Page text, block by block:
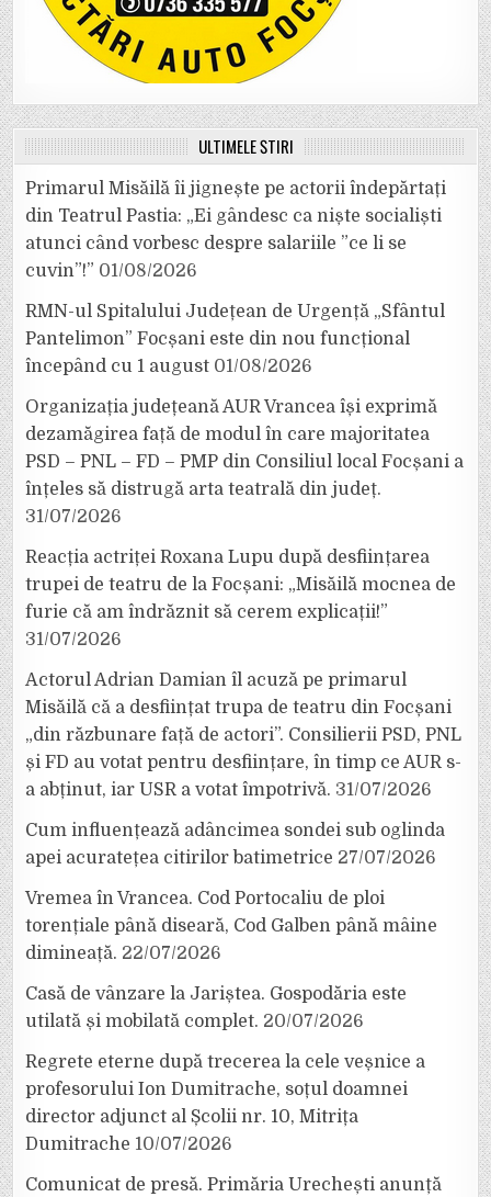
ULTIMELE ȘTIRI
Primarul Misăilă îi jignește pe actorii îndepărtați
din Teatrul Pastia: „Ei gândesc ca niște socialiști
atunci când vorbesc despre salariile ”ce li se
cuvin”!” 01/08/2026
RMN-ul Spitalului Județean de Urgență „Sfântul
Pantelimon” Focșani este din nou funcțional
începând cu 1 august 01/08/2026
Organizația județeană AUR Vrancea își exprimă
dezamăgirea față de modul în care majoritatea
PSD – PNL – FD – PMP din Consiliul local Focșani a
înțeles să distrugă arta teatrală din județ.
31/07/2026
Reacția actriței Roxana Lupu după desființarea
trupei de teatru de la Focșani: „Misăilă mocnea de
furie că am îndrăznit să cerem explicații!”
31/07/2026
Actorul Adrian Damian îl acuză pe primarul
Misăilă că a desființat trupa de teatru din Focșani
„din răzbunare față de actori”. Consilierii PSD, PNL
și FD au votat pentru desființare, în timp ce AUR s-
a abținut, iar USR a votat împotrivă. 31/07/2026
Cum influențează adâncimea sondei sub oglinda
apei acuratețea citirilor batimetrice 27/07/2026
Vremea în Vrancea. Cod Portocaliu de ploi
torențiale până diseară, Cod Galben până mâine
dimineață. 22/07/2026
Casă de vânzare la Jariștea. Gospodăria este
utilată și mobilată complet. 20/07/2026
Regrete eterne după trecerea la cele veșnice a
profesorului Ion Dumitrache, soțul doamnei
director adjunct al Școlii nr. 10, Mitrița
Dumitrache 10/07/2026
Comunicat de presă. Primăria Urechești anunță